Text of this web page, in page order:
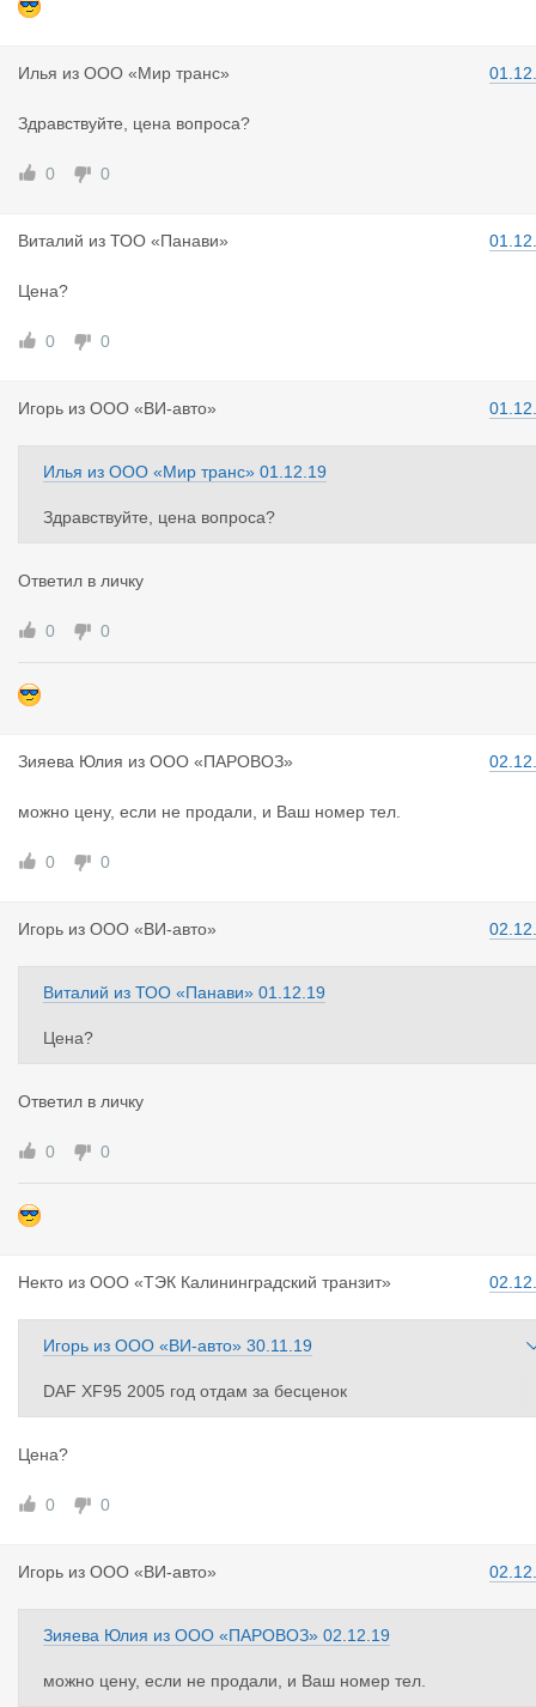
Илья из ООО «Мир транс»
Здравствуйте, цена вопроса?
0 0
Виталий из ТОО «Панави»
Цена?
0 0
Игорь из ООО «ВИ-авто»
Илья из ООО «Мир транс» 01.12.19
Здравствуйте, цена вопроса?
Ответил в личку
0 0
Зияева Юлия из ООО «ПАРОВОЗ»
можно цену, если не продали, и Ваш номер тел.
0 0
Игорь из ООО «ВИ-авто»
Виталий из ТОО «Панави» 01.12.19
Цена?
Ответил в личку
0 0
Некто из ООО «ТЭК Калининградский транзит»
Игорь из ООО «ВИ-авто» 30.11.19
DAF XF95 2005 год отдам за бесценок
Телефон 8950 674 0000
Цена?
0 0
Игорь из ООО «ВИ-авто»
Зияева Юлия из ООО «ПАРОВОЗ» 02.12.19
можно цену, если не продали, и Ваш номер тел.